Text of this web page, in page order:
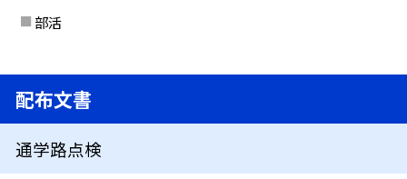
部活
配布文書
通学路点検